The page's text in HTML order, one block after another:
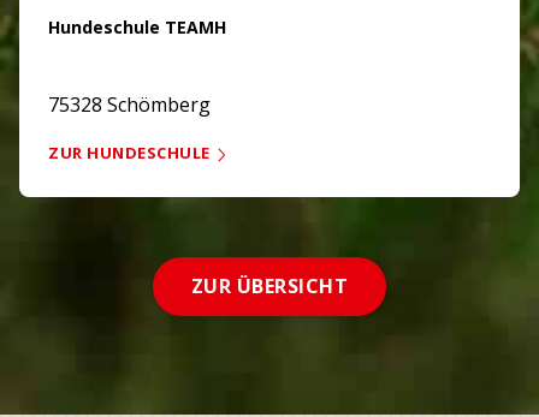
Hundeschule TEAMH
75328 Schömberg
ZUR HUNDESCHULE
ZUR ÜBERSICHT